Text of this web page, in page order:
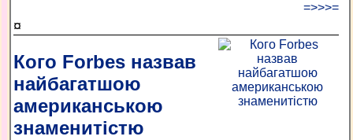
=>>>=
¤
Кого Forbes назвав
найбагатшою
американською
знаменитістю